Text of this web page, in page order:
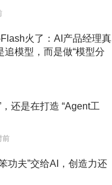
火了：AI产品经理真
追模型，而是做“模型分
还是在打造 “Agent工
前
功夫”交给AI，创造力还